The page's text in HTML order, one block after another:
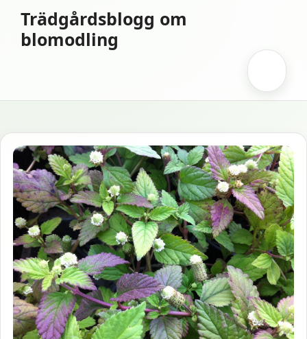
innehåll
Trädgårdsblogg om
blomodling